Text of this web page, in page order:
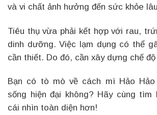
và vi chất ảnh hưởng đến sức khỏe
Tiêu thụ vừa phải kết hợp với rau,
dinh dưỡng. Việc lạm dụng có thể
cần thiết. Do đó, cần xây dựng chế
Bạn có tò mò về cách mì Hảo
sống hiện đại không? Hãy cùng tìm
cái nhìn toàn diện hơn!